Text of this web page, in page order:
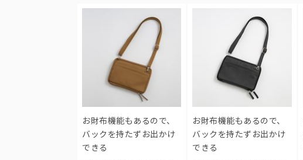
お財布機能もあるので、
バックを持たずお出かけ
できる
お財布機能もあるので、
バックを持たずお出かけ
できる